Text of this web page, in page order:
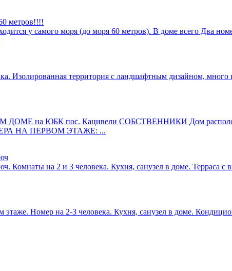
метров!!!!
у самого моря (до моря 60 метров). В доме всего Два
Изолированная территория с ландшафтным дизайном,
на ЮБК пос. Кацивели СОБСТВЕННИКИ Дом расположен в
НА ПЕРВОМ ЭТАЖЕ: ...
Комнаты на 2 и 3 человека. Кухня, санузел в доме.
этаже. Номер на 2-3 человека. Кухня, санузел в доме.